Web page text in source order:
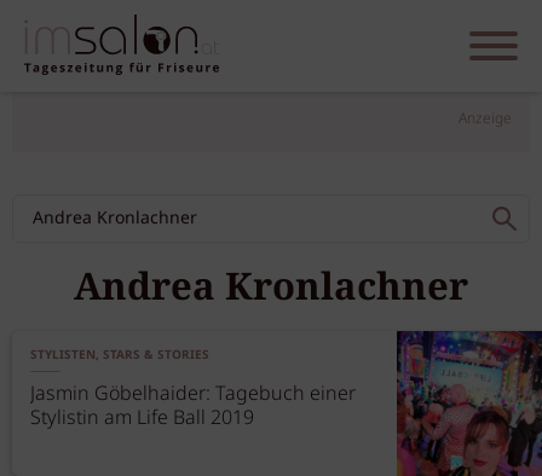
Anzeige
Andrea Kronlachner
STYLISTEN, STARS & STORIES
Jasmin Göbelhaider: Tagebuch einer
Stylistin am Life Ball 2019